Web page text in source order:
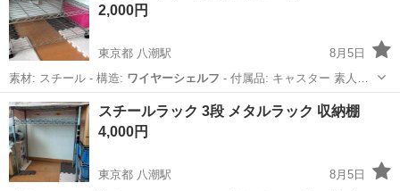
工場のお仕事 ◇コネクタ製造工...
2,000円
東京都 八潮駅
8月5日
素材: スチール - 構造: ワイヤーシェルフ - 付属品: キャスター 素人…
東京 葛飾区 収納家具
スチールラック 3段 メタルラック 収納棚
4,000円
東京都 八潮駅
8月5日